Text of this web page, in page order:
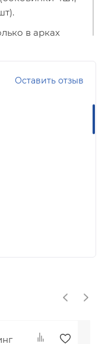
в арках
Оставить отзыв